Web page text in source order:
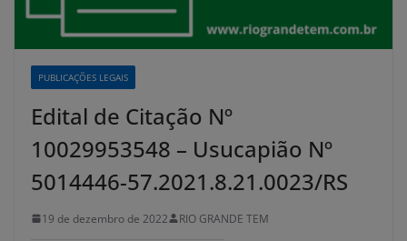
PUBLICAÇÕES LEGAIS
Edital de Citação Nº
10029953548 – Usucapião Nº
5014446-57.2021.8.21.0023/RS
19 de dezembro de 2022 RIO GRANDE TEM